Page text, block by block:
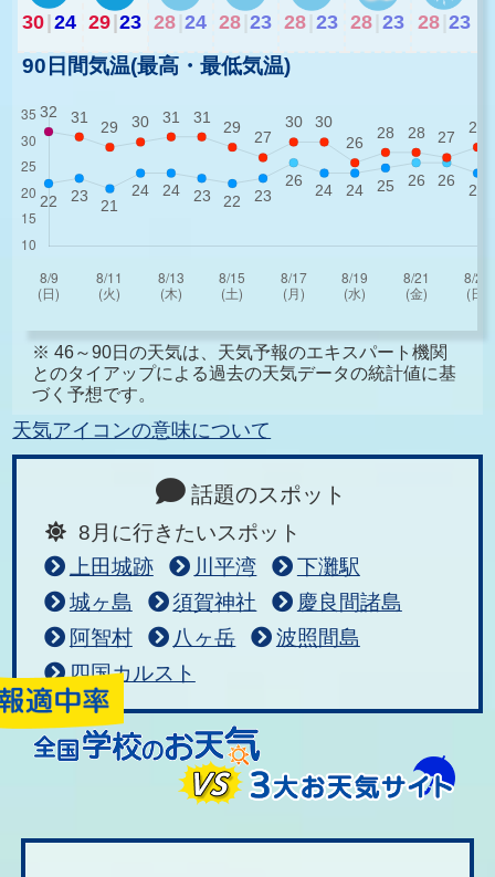
30|24 29|23 28 24 28 23 28 23 28 23 28 23
90日間気温(最高・最低気温)
※ 46～90日の天気は、天気予報のエキスパート機関
とのタイアップによる過去の天気データの統計値に基
づく予想です。
天気アイコンの意味について
話題のスポット
8月に行きたいスポット
上田城跡
川平湾
下灘駅
城ヶ島
須賀神社
慶良間諸島
阿智村
八ヶ岳
波照間島
四国カルスト